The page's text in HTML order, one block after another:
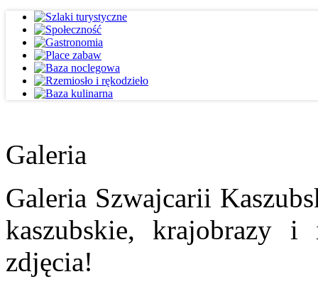
Galeria
Galeria Szwajcarii
kaszubskie, krajobrazy
zdjęcia!